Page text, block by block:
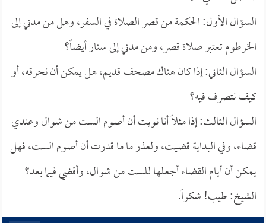
السؤال الأول: الحكمة من قصر الصلاة في السفر، وهل من مدني إلى
الخرطوم تعتبر صلاة قصر، ومن مدني إلى سنار أيضاً؟
السؤال الثاني: إذا كان هناك مصحف قديم، هل يمكن أن نحرقه، أو
كيف نتصرف فيه؟
السؤال الثالث: إذا مثلاً أنا نويت أن أصوم الست من شوال وعندي
قضاء، وفي البداية قضيت، ولعذر ما ما قدرت أن أصوم الست، فهل
يمكن أن أيام القضاء أجعلها للست من شوال، وأقضي فيما بعد؟
الشيخ: طيب! شكراً.